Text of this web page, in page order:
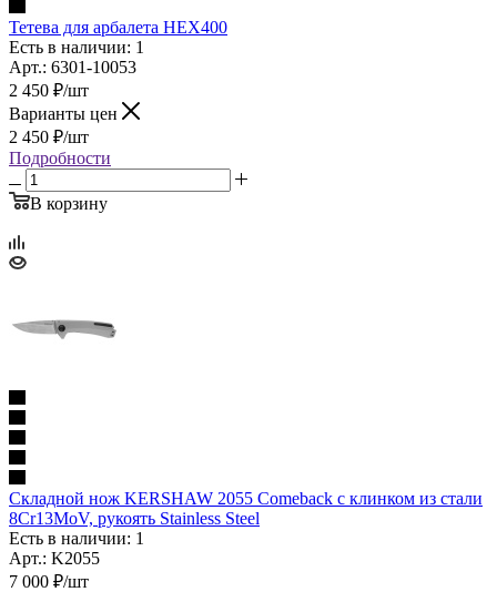
Тетева для арбалета HEX400
Есть в наличии: 1
Арт.: 6301-10053
2 450 ₽/шт
Варианты цен
2 450 ₽/шт
Подробности
В корзину
Складной нож KERSHAW 2055 Comeback c клинком из стали
8Cr13MoV, рукоять Stainless Steel
Есть в наличии: 1
Арт.: K2055
7 000 ₽/шт